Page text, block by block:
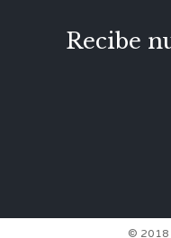
Recibe
© 2018